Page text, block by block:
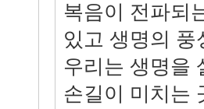
복음이 전파되
있고 생명의
우리는 생명을
손길이 미치는